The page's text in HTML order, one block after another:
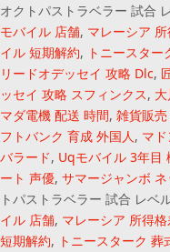
オクトパストラベラー 試合
モバイル 店舗, マレーシア
イル 短期解約, トニースター
リードオデッセイ 攻略 Dlc,
ッセイ 攻略 スフィンクス,
マダ電機 配送 時間, 雑貨販売
フトバンク 育成 外国人, マ
バラード, Uqモバイル 3年目
ート 声優, サマージャンボ
トパストラベラー 試合 レベ
イル 店舗, マレーシア 所得
短期解約, トニースターク 葬